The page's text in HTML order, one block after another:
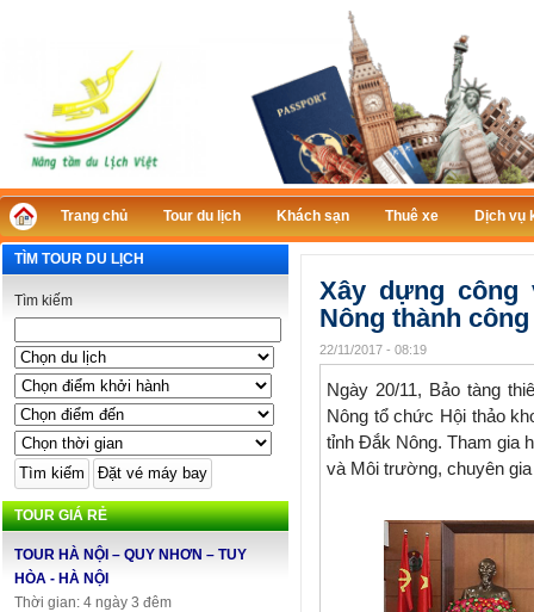
Trang chủ Tour du lịch Khách sạn Thuê xe Dịch vụ
TÌM TOUR DU LỊCH
Tìm kiếm
TOUR GIÁ RẺ
TOUR HÀ NỘI – QUY NHƠN – TUY
HÒA - HÀ NỘI
Thời gian: 4 ngày 3 đêm
Xây dựng
Nông thành
22/11/2017 - 08:19
Ngày 20/11, Bảo tàng
Nông tổ chức Hội thảo
tỉnh Đắk Nông. Tham gia
và Môi trường, chuyên